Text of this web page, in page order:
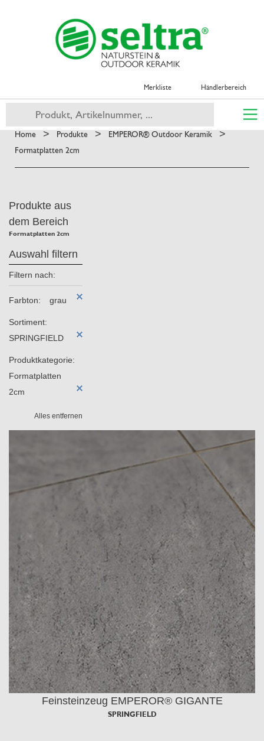
Merkliste Händlerbereich
Home > Produkte > EMPEROR® Outdoor Keramik >
Formatplatten 2cm
Produkte aus
dem Bereich
Formatplatten 2cm
Auswahl filtern
Filtern nach:
Farbton: grau
Sortiment:
SPRINGFIELD
Produktkategorie:
Formatplatten
2cm
Alles entfernen
Feinsteinzeug EMPEROR® GIGANTE
SPRINGFIELD